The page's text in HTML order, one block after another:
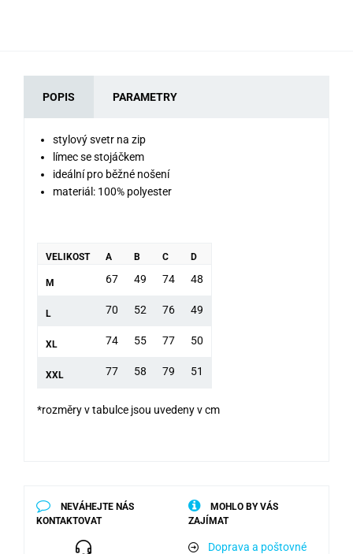
POPIS PARAMETRY
stylový svetr na zip
límec se stojáčkem
ideální pro běžné nošení
materiál: 100% polyester
VELIKOST A B C D
M 67 49 74 48
L 70 52 76 49
XL 74 55 77 50
XXL 77 58 79 51
*rozměry v tabulce jsou uvedeny v cm
NEVÁHEJTE NÁS
KONTAKTOVAT
MOHLO BY VÁS
ZAJÍMAT
Doprava a poštovné